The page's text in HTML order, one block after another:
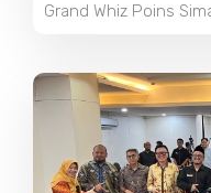
Grand Whiz Poins